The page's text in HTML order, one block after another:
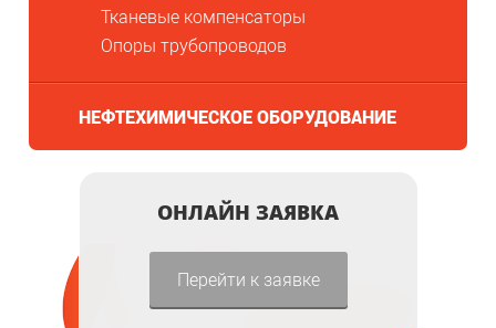
Тканевые компенсаторы
Опоры трубопроводов
НЕФТЕХИМИЧЕСКОЕ ОБОРУДОВАНИЕ
ОНЛАЙН ЗАЯВКА
Перейти к заявке